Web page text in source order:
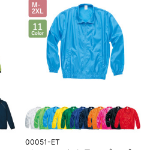
00051-ET